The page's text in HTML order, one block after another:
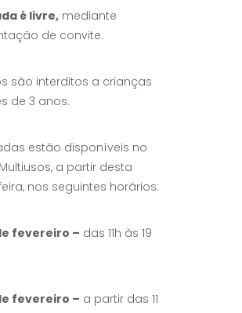
é livre, mediante
de convite.
são interditos a crianças
de 3 anos.
estão disponíveis no
a partir desta
nos seguintes horários:
fevereiro – das 11h às 19
fevereiro – a partir das 11